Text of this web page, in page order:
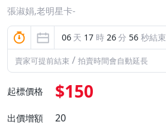
張淑娟,老明星卡-
06 天 17 時 26分 55 秒結束
賣家可提前結束 / 拍賣時間會自動延長
起標價格 $150
出價增額 20